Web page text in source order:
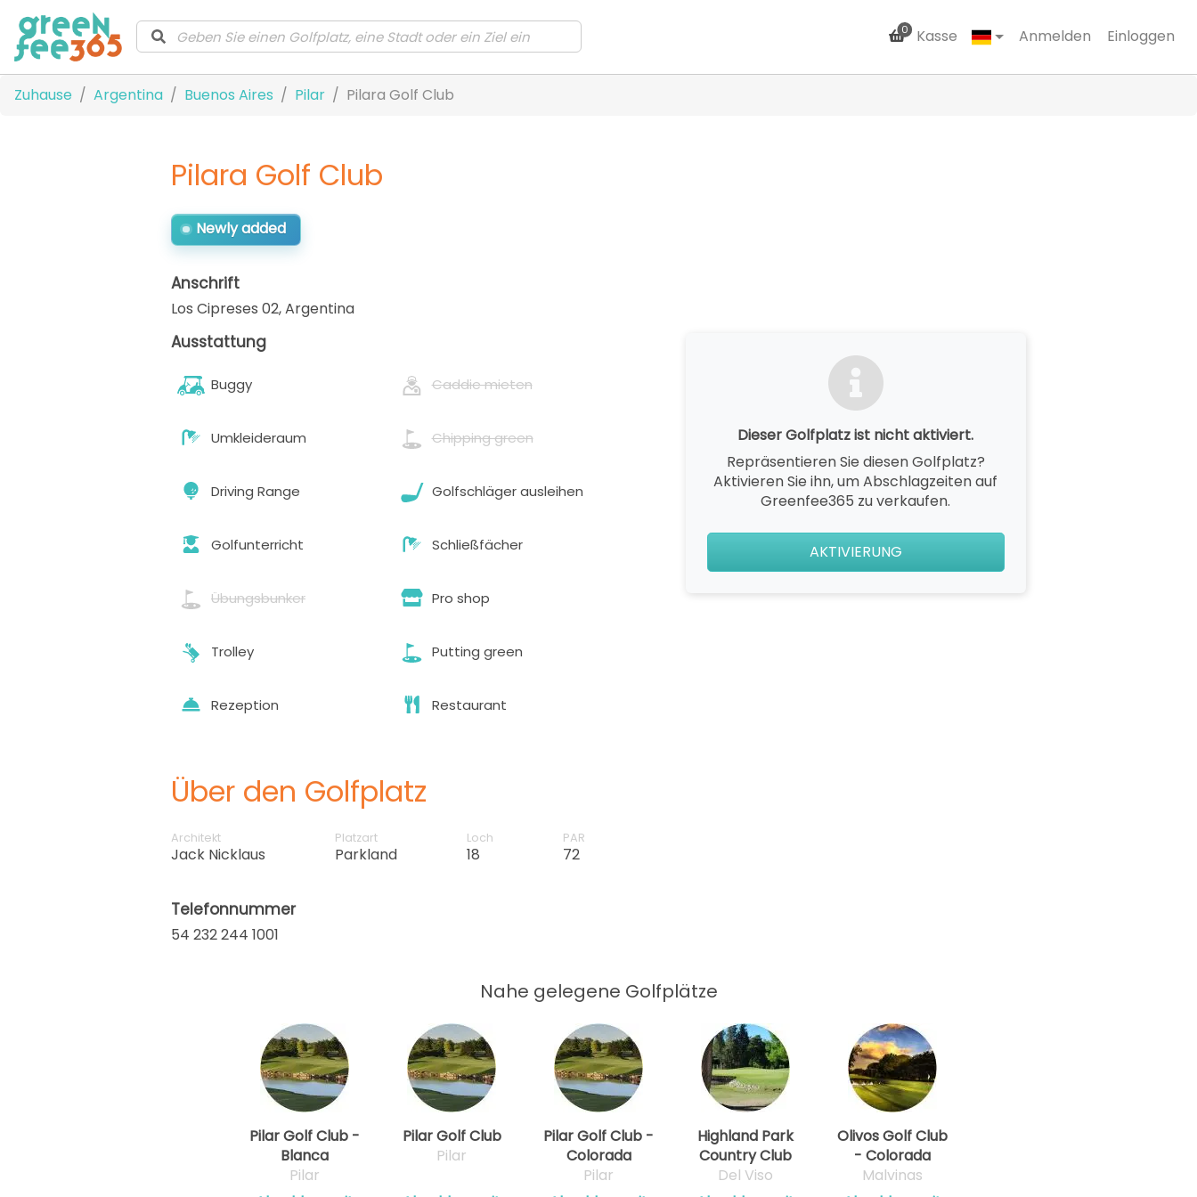
0 Kasse Anmelden Einloggen
Zuhause Argentina Buenos Aires Pilar Pilara Golf Club
Pilara Golf Club
Newly added
Anschrift
Los Cipreses 02,Argentina
Dieser Golfplatz ist nicht aktiviert.
Repräsentieren Sie diesen Golfplatz?
Aktivieren Sie ihn, um Abschlagzeiten auf
Greenfee365 zu verkaufen.
AKTIVIERUNG
Ausstattung
Buggy Caddie mieten
Umkleideraum Chipping green
Driving Range Golfschläger ausleihen
Golfunterricht Schließfächer
Übungsbunker Pro shop
Trolley Putting green
Rezeption Restaurant
Über den Golfplatz
Architekt
Jack Nicklaus
Platzart
Parkland
Loch
18
PAR
72
Telefonnummer
54 232 244 1001
Nahe gelegene Golfplätze
Pilar Golf Club -
Blanca
Pilar
Pilar Golf Club
Pilar
Pilar Golf Club -
Colorada
Pilar
Highland Park
Country Club
Del Viso
Olivos Golf Club
- Colorada
Malvinas